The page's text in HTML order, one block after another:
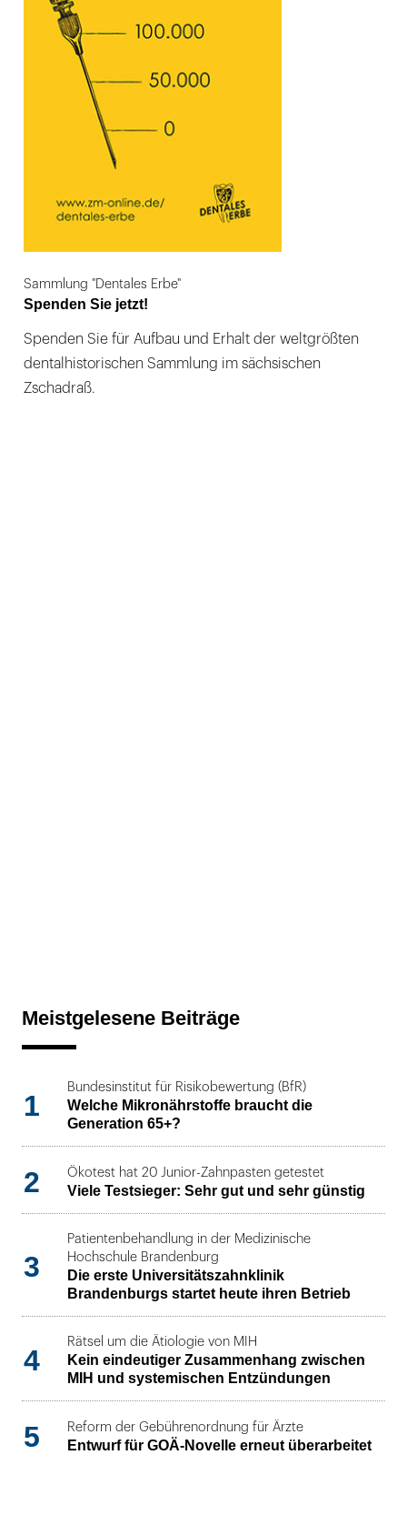
Sammlung "Dentales Erbe"
Spenden Sie jetzt!
Spenden Sie für Aufbau und Erhalt der weltgrößten
dentalhistorischen Sammlung im sächsischen
Zschadraß.
Meistgelesene Beiträge
1
Bundesinstitut für Risikobewertung (BfR)
Welche Mikronährstoffe braucht die
Generation 65+?
2 Ökotest hat 20 Junior-Zahnpasten getestet
Viele Testsieger: Sehr gut und sehr günstig
3
Patientenbehandlung in der Medizinische
Hochschule Brandenburg
Die erste Universitätszahnklinik
Brandenburgs startet heute ihren Betrieb
4
Rätsel um die Ätiologie von MIH
Kein eindeutiger Zusammenhang zwischen
MIH und systemischen Entzündungen
5 Reform der Gebührenordnung für Ärzte
Entwurf für GOÄ-Novelle erneut überarbeitet